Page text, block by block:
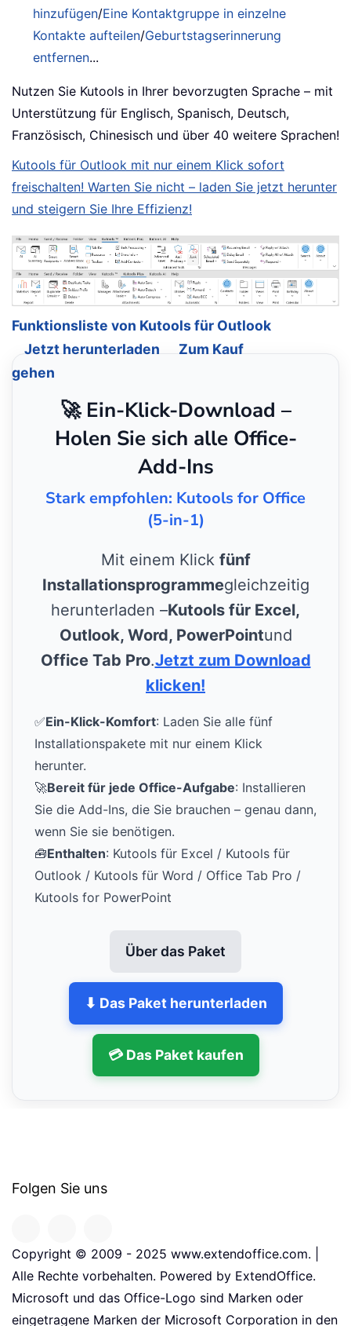
hinzufügen/Eine Kontaktgruppe in einzelne
Kontakte aufteilen/Geburtstagserinnerung
entfernen...
Nutzen Sie Kutools in Ihrer bevorzugten Sprache – mit
Unterstützung für Englisch, Spanisch, Deutsch,
Französisch, Chinesisch und über 40 weitere Sprachen!
Kutools für Outlook mit nur einem Klick sofort
freischalten! Warten Sie nicht – laden Sie jetzt herunter
und steigern Sie Ihre Effizienz!
Funktionsliste von Kutools für Outlook
Jetzt herunterladen
Zum Kauf
gehen
🚀 Ein-Klick-Download –
Holen Sie sich alle Office-
Add-Ins
Stark empfohlen: Kutools for Office
(5-in-1)
Mit einem Klick fünf
Installationsprogrammegleichzeitig
herunterladen –Kutools für Excel,
Outlook, Word, PowerPointund
Office Tab Pro.Jetzt zum Download
klicken!
✅Ein-Klick-Komfort: Laden Sie alle fünf
Installationspakete mit nur einem Klick
herunter.
🚀Bereit für jede Office-Aufgabe: Installieren
Sie die Add-Ins, die Sie brauchen – genau dann,
wenn Sie sie benötigen.
🧰Enthalten: Kutools für Excel / Kutools für
Outlook / Kutools für Word / Office Tab Pro /
Kutools for PowerPoint
Über das Paket
⬇ Das Paket herunterladen
💳 Das Paket kaufen
Folgen Sie uns
Copyright © 2009 - 2025 www.extendoffice.com. |
Alle Rechte vorbehalten. Powered by ExtendOffice.
Microsoft und das Office-Logo sind Marken oder
eingetragene Marken der Microsoft Corporation in den